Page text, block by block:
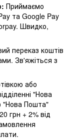
Приймаємо
та Google Pay
Швидко,
переказ коштів
Зв'яжіться з
або
"Нова
"Нова Пошта"
грн + 2% від